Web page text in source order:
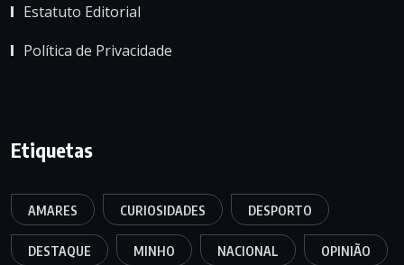
Estatuto Editorial
Política de Privacidade
Etiquetas
AMARES CURIOSIDADES DESPORTO
DESTAQUE MINHO NACIONAL OPINIÃO